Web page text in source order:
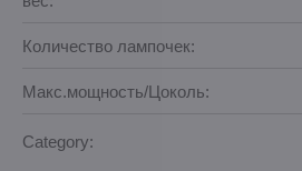
Количество лампочек:
Макс.мощность/Цоколь:
Category: